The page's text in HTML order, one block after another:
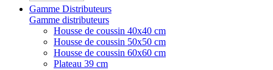
Gamme Distributeurs
Gamme distributeurs
Housse de coussin 40x40 cm
Housse de coussin 50x50 cm
Housse de coussin 60x60 cm
Plateau 39 cm